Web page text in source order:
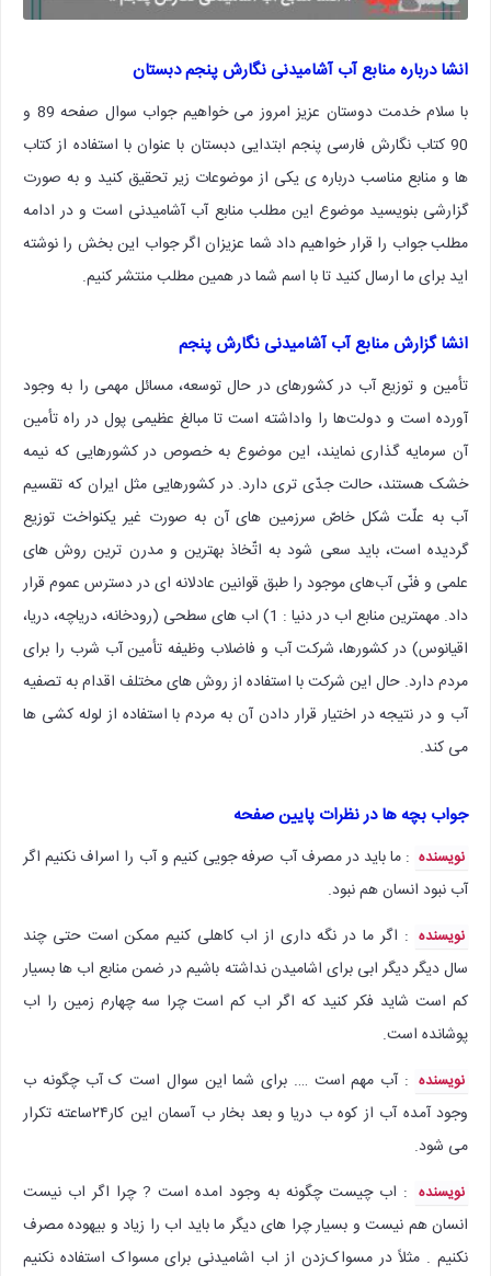
انشا درباره منابع آب آشامیدنی نگارش پنجم دبستان
با سلام خدمت دوستان عزیز امروز می خواهیم جواب سوال صفحه 89 و
90 کتاب نگارش فارسی پنجم ابتدایی دبستان با عنوان با استفاده از کتاب
ها و منابع مناسب درباره ی یکی از موضوعات زیر تحقیق کنید و به صورت
گزارشی بنویسید موضوع این مطلب منابع آب آشامیدنی است و در ادامه
مطلب جواب را قرار خواهیم داد شما عزیزان اگر جواب این بخش را نوشته
اید برای ما ارسال کنید تا با اسم شما در همین مطلب منتشر کنیم.
انشا گزارش منابع آب آشامیدنی نگارش پنجم
تأمین و توزیع آب در کشورهای در حال توسعه، مسائل مهمی را به وجود
آورده است و دولت‌ها را واداشته است تا مبالغ عظیمی پول در راه تأمین
آن سرمایه گذاری نمایند، این موضوع به خصوص در کشورهایی که نیمه
خشک هستند، حالت جدّی تری دارد. در کشورهایی مثل ایران که تقسیم
آب به علّت شکل خاصّ سرزمین های آن به صورت غیر یکنواخت توزیع
گردیده است، باید سعی شود به اتّخاذ بهترین و مدرن ترین روش های
علمی و فنّی آب‌های موجود را طبق قوانین عادلانه ای در دسترس عموم قرار
داد. مهمترین منابع اب در دنیا : 1) اب های سطحی (رودخانه، دریاچه، دریا،
اقیانوس) در کشورها، شرکت آب و فاضلاب وظیفه تأمین آب شرب را برای
مردم دارد. حال این شرکت با استفاده از روش های مختلف اقدام به تصفیه
آب و در نتیجه در اختیار قرار دادن آن به مردم با استفاده از لوله کشی ها
می کند.
جواب بچه ها در نظرات پایین صفحه
نویسنده : ما باید در مصرف آب صرفه جویی کنیم و آب را اسراف نکنیم اگر
آب نبود انسان هم نبود.
نویسنده : اگر ما در نگه داری از اب کاهلی کنیم ممکن است حتی چند
سال دیگر دیگر ابی برای اشامیدن نداشته باشیم در ضمن منابع اب ها بسیار
کم است شاید فکر کنید که اگر اب کم است چرا سه چهارم زمین را اب
پوشانده است.
نویسنده : آب مهم است …. برای شما این سوال است ک آب چگونه ب
وجود آمده آب از کوه ب دریا و بعد بخار ب آسمان این کار۲۴ساعته تکرار
می شود.
نویسنده : اب چیست چگونه به وجود امده است ? چرا اگر اب نیست
انسان هم نیست و بسیار چرا های دیگر ما باید اب را زیاد و بیهوده مصرف
نکنیم . مثلاً در مسواک‌زدن از اب اشامیدنی برای مسواک استفاده نکنیم